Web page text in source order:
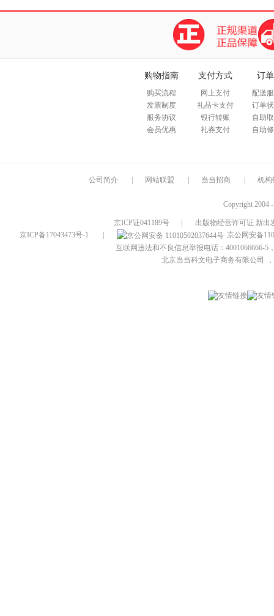
购物指南
购买流程
发票制度
服务协议
会员优惠
支付方式
网上支付
礼品卡支付
银行转账
礼券支付
订
配送
订单
自助
自助
公司简介 网站联盟 当当招商 机构
Copyright 2004
京ICP证041189号
出版物经营许可证 新出
京ICP备17043473号-1
京公网安备
互联网违法和不良信息举报电话：4001066666-5
北京当当科文电子商务有限公司